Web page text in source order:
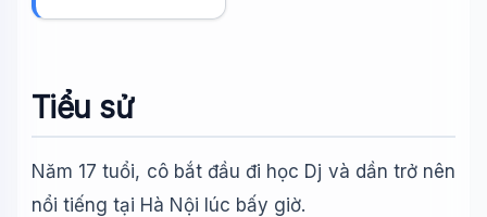
Tiểu sử
Năm 17 tuổi, cô bắt đầu đi học Dj và dần trở nên
nổi tiếng tại Hà Nội lúc bấy giờ.